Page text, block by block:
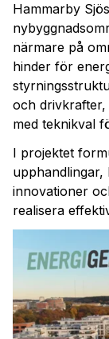
Hammarby
närmare på
hinder för
och drivkrafter,
med teknikval
I projektet
upphandlingar,
innovationer
realisera